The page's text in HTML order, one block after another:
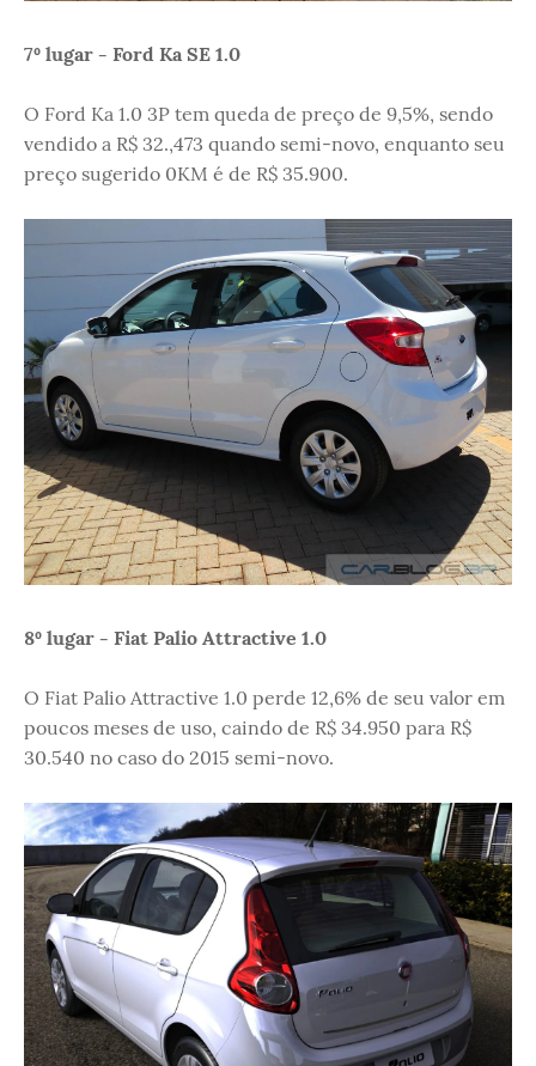
7º lugar - Ford Ka SE 1.0
O Ford Ka 1.0 3P tem queda de preço de 9,5%, sendo
vendido a R$ 32.,473 quando semi-novo, enquanto seu
preço sugerido 0KM é de R$ 35.900.
8º lugar - Fiat Palio Attractive 1.0
O Fiat Palio Attractive 1.0 perde 12,6% de seu valor em
poucos meses de uso, caindo de R$ 34.950 para R$
30.540 no caso do 2015 semi-novo.